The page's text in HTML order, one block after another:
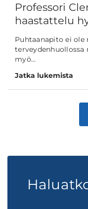
Professori
haastattelu
Puhtaanapito ei
terveydenhuollossa
myö...
Jatka lukemista